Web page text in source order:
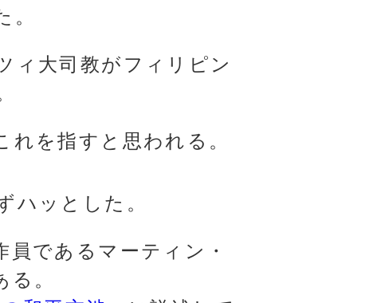
ィ大司教がフィリピン
を指すと思われる。
ッとした。
であるマーティン・
。